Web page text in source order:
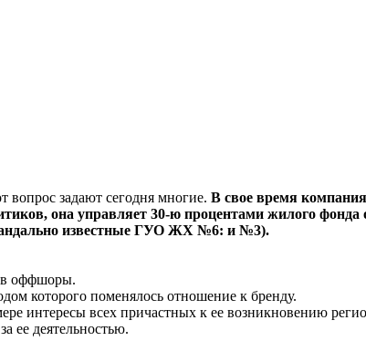
задают сегодня многие. В свое время
она управляет 30-ю процентами жилого
известные ГУО ЖХ №6: и №3).
в оффшоры.
которого поменялось отношение к бренду.
интересы всех причастных к ее возникновению
ее деятельностью.